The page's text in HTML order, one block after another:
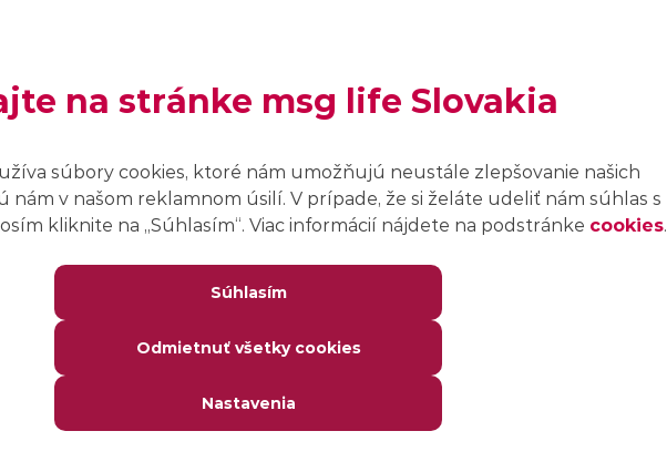
viac […]
charitativným organizáciám
aj hmotnými darmi
zhon a naháňaš darčeky do
existuje veľa ľudí, ktorí by si to s tebou
A to najmä tí, ktorí stratili strechu nad
zlej finančnej situácii alebo im neslúži zdravie.
sme v msg life Slovakia počas decembra
na stránke msg life Slovakia
súbory cookies, ktoré nám umožňujú neustále zlepšovanie našich
nám v našom reklamnom úsilí. V prípade, že si želáte udeliť nám súhlas s
kliknite na ,,Súhlasím“. Viac informácií nájdete na podstránke cookies.
Súhlasím
Odmietnuť všetky cookies
Nastavenia